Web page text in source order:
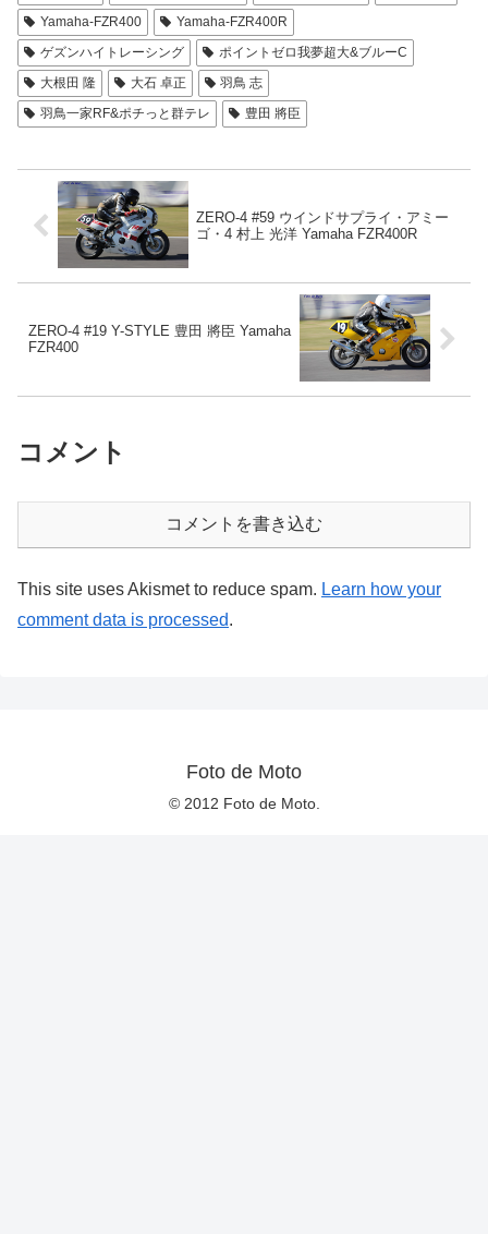
Yamaha-FZR400
Yamaha-FZR400R
ゲズンハイトレーシング
ポイントゼロ我夢超大&ブルーC
大根田 隆
大石 卓正
羽鳥 志
羽鳥一家RF&ポチっと群テレ
豊田 將臣
ZERO-4 #59 ウインドサプライ・アミー
ゴ・4 村上 光洋 Yamaha FZR400R
ZERO-4 #19 Y-STYLE 豊田 將臣 Yamaha
FZR400
コメント
コメントを書き込む
This site uses Akismet to reduce spam. Learn how your
comment data is processed.
Foto de Moto
© 2012 Foto de Moto.